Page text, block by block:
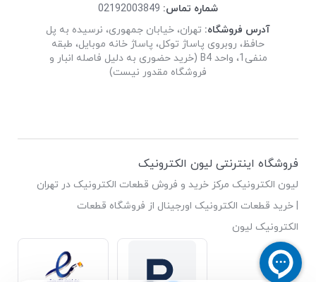
شماره تماس: 02192003849
آدرس فروشگاه: تهران، خیابان جمهوری، نرسیده به پل
حافظ، روبروی پاساژ توکل، پاساژ خانه موبایل، طبقه
منفی1، واحد B4 (خرید حضوری به دلیل فاصله انبار و
فروشگاه مقدور نیست)
فروشگاه اینترنتی لیون الکترونیک
لیون الکترونیک مرکز خرید و فروش قطعات الکترونیک در تهران
| خرید قطعات الکترونیک اورجینال از فروشگاه قطعات
الکترونیک لیون